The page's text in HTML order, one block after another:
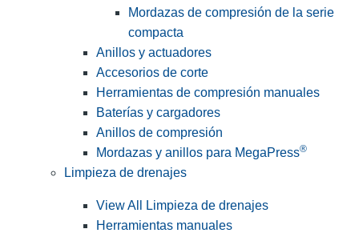
Mordazas de compresión de la serie
compacta
Anillos y actuadores
Accesorios de corte
Herramientas de compresión manuales
Baterías y cargadores
Anillos de compresión
Mordazas y anillos para MegaPress®
Limpieza de drenajes
View All Limpieza de drenajes
Herramientas manuales